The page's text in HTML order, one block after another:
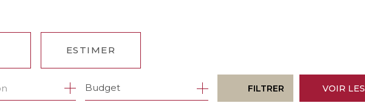
ESTIMER
Budget FILTRER VOIR LES